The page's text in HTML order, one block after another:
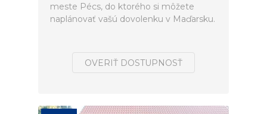
meste Pécs, do ktorého si môžete
naplánovať vašú dovolenku v Maďarsku.
OVERIŤ DOSTUPNOSŤ